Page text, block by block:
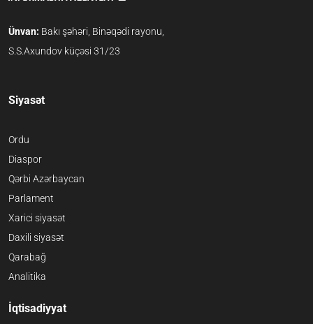
Ünvan: Bakı şəhəri, Binəqədi rayonu,
S.S.Axundov küçəsi 31/23
Siyasət
Ordu
Diaspor
Qərbi Azərbaycan
Parlament
Xarici siyasət
Daxili siyasət
Qarabağ
Analitika
İqtisadiyyat